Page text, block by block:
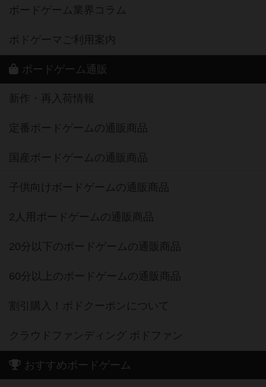
ボードゲーム業界コラム
ボドゲーマご利用案内
ボードゲーム通販
新作・再入荷情報
定番ボードゲームの通販商品
国産ボードゲームの通販商品
子供向けボードゲームの通販商品
2人用ボードゲームの通販商品
20分以下のボードゲームの通販商品
60分以上のボードゲームの通販商品
割引購入！ボドクーポンについて
クラウドファンディング ボドファン
おすすめボードゲーム